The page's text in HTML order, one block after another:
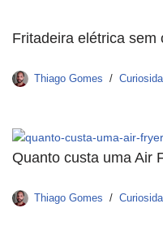
Fritadeira elétrica sem
Thiago Gomes
Quanto custa uma Air
Thiago Gomes